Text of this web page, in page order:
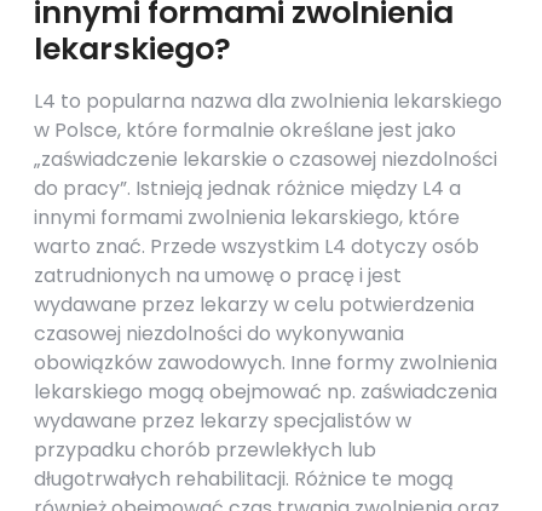
innymi formami zwolnienia
lekarskiego?
L4 to popularna nazwa dla zwolnienia lekarskiego
w Polsce, które formalnie określane jest jako
„zaświadczenie lekarskie o czasowej niezdolności
do pracy”. Istnieją jednak różnice między L4 a
innymi formami zwolnienia lekarskiego, które
warto znać. Przede wszystkim L4 dotyczy osób
zatrudnionych na umowę o pracę i jest
wydawane przez lekarzy w celu potwierdzenia
czasowej niezdolności do wykonywania
obowiązków zawodowych. Inne formy zwolnienia
lekarskiego mogą obejmować np. zaświadczenia
wydawane przez lekarzy specjalistów w
przypadku chorób przewlekłych lub
długotrwałych rehabilitacji. Różnice te mogą